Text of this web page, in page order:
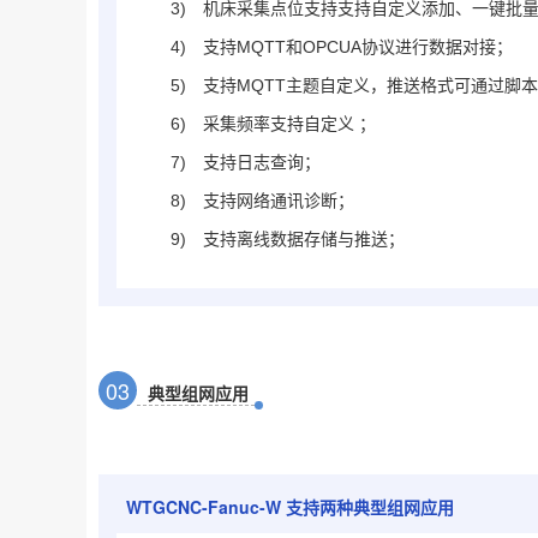
3)
机床采集点位支持支持自定义添加、一键批
4)
支持MQTT和OPCUA协议进行数据对接；
5)
支持MQTT主题自定义，推送格式可通过脚本
6)
采集频率支持自定义 ；
7)
支持日志查询；
8)
支持网络通讯诊断；
9)
支持离线数据存储与推送；
03 典型组网应用
WTGCNC-Fanuc-W 支持两种典型组网应用